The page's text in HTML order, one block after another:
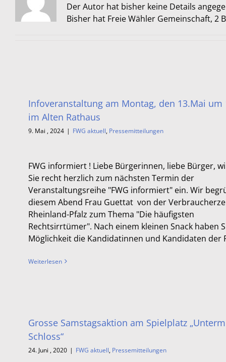
Der Autor hat bisher keine Details
Bisher hat Freie Wähler Gemeinschaft, 2
Infoveranstaltung am Montag, den 13.Mai um
im Alten Rathaus
9. Mai , 2024 | FWG aktuell, Pressemitteilungen
FWG informiert ! Liebe Bürgerinnen, liebe Bürger,
Sie recht herzlich zum nächsten Termin der
Veranstaltungsreihe "FWG informiert" ein. Wir
diesem Abend Frau Guettat von der
Rheinland-Pfalz zum Thema "Die häufigsten
Rechtsirrtümer". Nach einem kleinen Snack haben
Möglichkeit die Kandidatinnen und Kandidaten der
Weiterlesen
Grosse Samstagsaktion am Spielplatz „Unterm
Schloss“
24. Juni , 2020 | FWG aktuell, Pressemitteilungen